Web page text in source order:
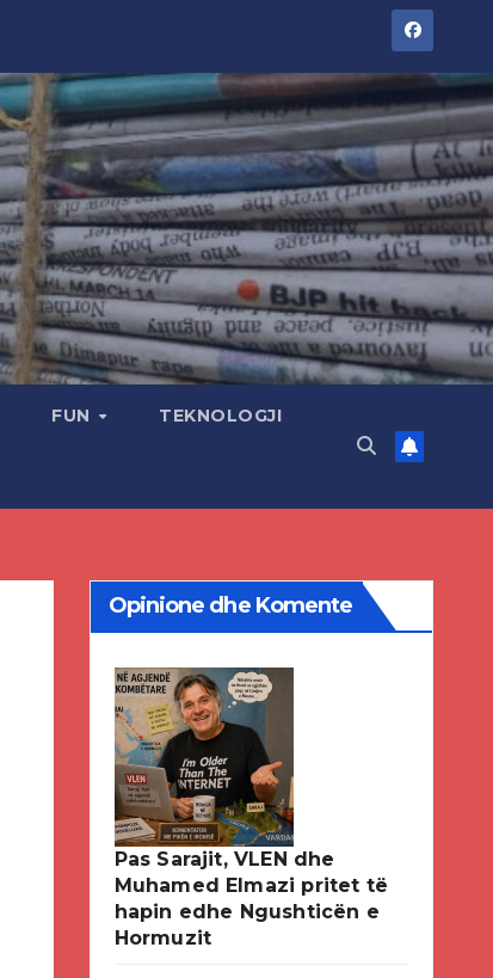
FUN TEKNOLOGJI
Opinione dhe Komente
Pas Sarajit, VLEN dhe
Muhamed Elmazi pritet të
hapin edhe Ngushticën e
Hormuzit